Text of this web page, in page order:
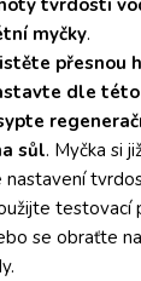
tvrdosti
myčky.
přesnou
dle
sůl. Myčka si
testovací
se obraťte